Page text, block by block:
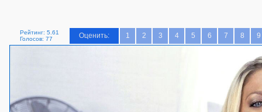
Рейтинг: 5.61
Голосов: 77
Оценить: 1 2 3 4 5 6 7 8 9